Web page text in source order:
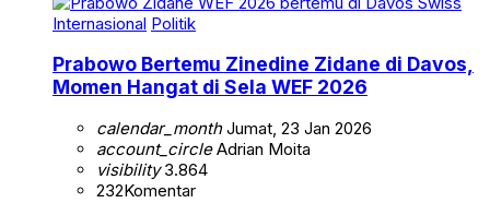
Internasional Politik
Prabowo Bertemu Zinedine Zidane di Davos,
Momen Hangat di Sela WEF 2026
calendar_monthJumat, 23 Jan 2026
account_circleAdrian Moita
visibility3.864
232Komentar